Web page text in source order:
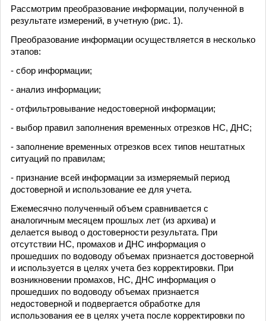
Рассмотрим преобразование информации, полученной в
результате измерений, в учетную (рис. 1).
Преобразование информации осуществляется в несколько
этапов:
- сбор информации;
- анализ информации;
- отфильтровывание недостоверной информации;
- выбор правил заполнения временных отрезков НС, ДНС;
- заполнение временных отрезков всех типов нештатных
ситуаций по правилам;
- признание всей информации за измеряемый период
достоверной и использование ее для учета.
Ежемесячно полученный объем сравнивается с
аналогичным месяцем прошлых лет (из архива) и
делается вывод о достоверности результата. При
отсутствии НС, промахов и ДНС информация о
прошедших по водоводу объемах признается достоверной
и используется в целях учета без корректировки. При
возникновении промахов, НС, ДНС информация о
прошедших по водоводу объемах признается
недостоверной и подвергается обработке для
использования ее в целях учета после корректировки по